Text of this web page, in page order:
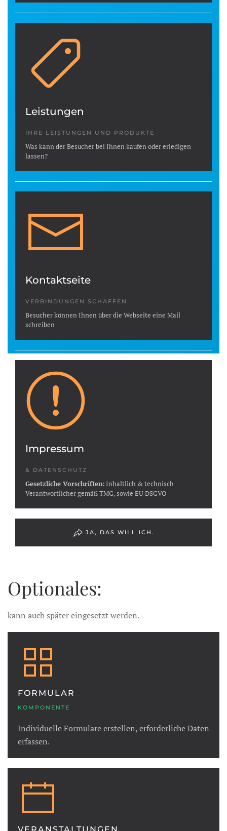
Leistungen
IHRE LEISTUNGEN UND PRODUKTE
Was kann der Besucher bei Ihnen kaufen oder erledigen
lassen?
Kontaktseite
VERBINDUNGEN SCHAFFEN
Besucher können Ihnen über die Webseite eine Mail
schreiben
Impressum
& DATENSCHUTZ
Gesetzliche Vorschriften:Inhaltlich & technisch
Verantwortlicher gemäß TMG, sowie EU DSGVO
JA, DAS WILL ICH.
Optionales:
kann auch später eingesetzt werden.
FORMULAR
KOMPONENTE
Individuelle Formulare erstellen, erforderliche Daten
erfassen.